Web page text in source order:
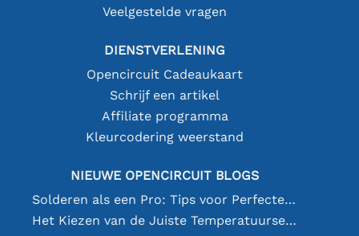
Veelgestelde vragen
DIENSTVERLENING
Opencircuit Cadeaukaart
Schrijf een artikel
Affiliate programma
Kleurcodering weerstand
NIEUWE OPENCIRCUIT BLOGS
Solderen als een Pro: Tips voor Perfecte Elektronische Verbindingen
Het Kiezen van de Juiste Temperatuursensor [youtube]